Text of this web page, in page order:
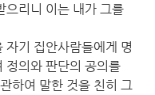
으리니 이는 내가 그를
자기 집안사람들에게 명
정의와 판단의 공의를
하여 말한 것을 친히 그